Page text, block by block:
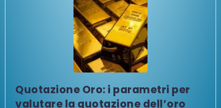
Quotazione Oro: i parametri per
valutare la quotazione dell’oro